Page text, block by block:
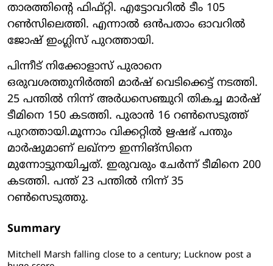
താരത്തിന്റെ ഫിഫ്റ്റി. എട്ടോവറില്‍ ടീം 105
റണ്‍സിലെത്തി. എന്നാല്‍ ഒന്‍പതാം ഓവറില്‍
ജോഷ് ഇംഗ്ലിസ് പുറത്തായി.
പിന്നീട് നിക്കോളാസ് പുരാനെ
ഒരുവശത്തുനിര്‍ത്തി മാര്‍ഷ് വെടിക്കെട്ട് നടത്തി.
25 പന്തില്‍ നിന്ന് അര്‍ധസെഞ്ചുറി തികച്ച മാര്‍ഷ്
ടീമിനെ 150 കടത്തി. പുരാന്‍ 16 റണ്‍സെടുത്ത്
പുറത്തായി.മൂന്നാം വിക്കറ്റില്‍ ഋഷഭ് പന്തും
മാര്‍ഷുമാണ് ലഖ്നൗ ഇന്നിങ്സിനെ
മുന്നോട്ടുനയിച്ചത്. ഇരുവരും ചേര്‍ന്ന് ടീമിനെ 200
കടത്തി. പന്ത് 23 പന്തില്‍ നിന്ന് 35
റണ്‍സെടുത്തു.
Summary
Mitchell Marsh falling close to a century; Lucknow post a